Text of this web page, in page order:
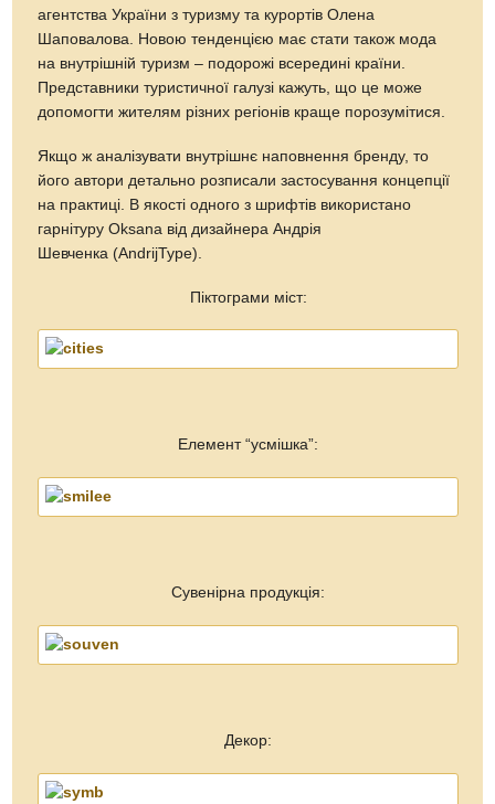
агентства України з туризму та курортів Олена
Шаповалова. Новою тенденцією має стати також мода
на внутрішній туризм – подорожі всередині країни.
Представники туристичної галузі кажуть, що це може
допомогти жителям різних регіонів краще порозумітися.
Якщо ж аналізувати внутрішнє наповнення бренду, то
його автори детально розписали застосування концепції
на практиці. В якості одного з шрифтів використано
гарнітуру Oksana від дизайнера Андрія
Шевченка (AndrijType).
Піктограми міст:
Елемент “усмішка”:
Сувенірна продукція:
Декор: